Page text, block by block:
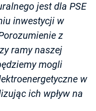
jest dla PSE
inwestycji w
z
ramy naszej
mogli
w
ich wpływ na